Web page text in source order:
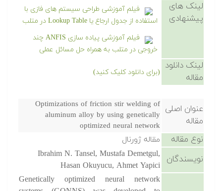
لینک های
پیشنهادی
فیلم آموزشی طراحی سیستم های فازی با
استفاده از جدول ارجاع یا Lookup Table در متلب
فیلم آموزشی پیاده سازی ANFIS چند
خروجی در متلب به همراه حل مسائل عملی
لینک دانلود
مقاله
(برای دانلود کلیک کنید)
عنوان اصلی
مقاله
Optimizations of friction stir welding of
aluminum alloy by using genetically
optimized neural network
نوع مقاله مقاله ژورنال
نویسندگان
Ibrahim N. Tansel, Mustafa Demetgul,
Hasan Okuyucu, Ahmet Yapici
Genetically optimized neural network